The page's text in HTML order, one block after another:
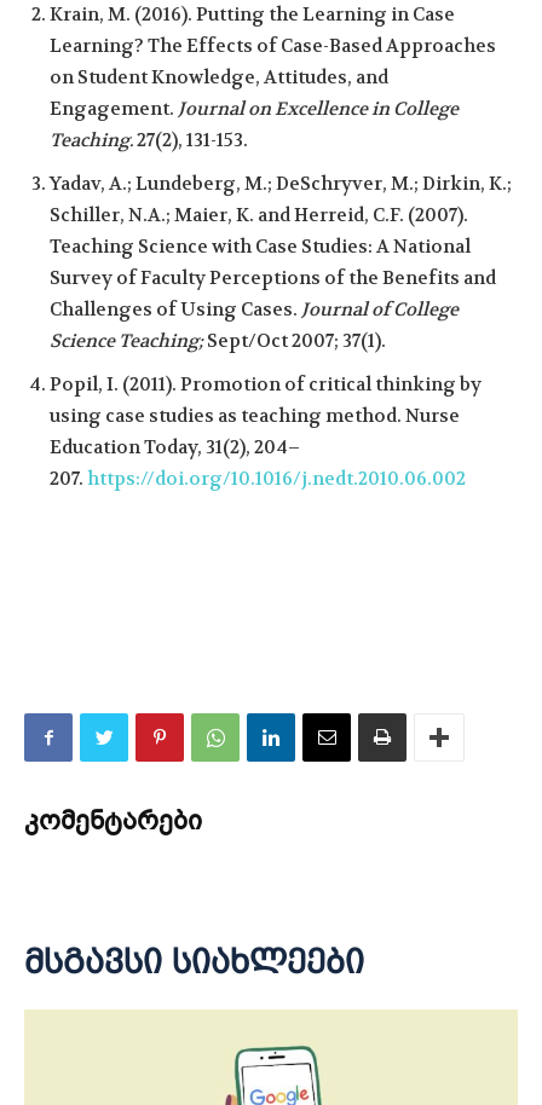
Krain, M. (2016). Putting the Learning in Case
Learning? The Effects of Case-Based Approaches
on Student Knowledge, Attitudes, and
Engagement. Journal on Excellence in College
Teaching.27(2), 131-153.
Yadav, A.; Lundeberg, M.; DeSchryver, M.; Dirkin, K.;
Schiller, N.A.; Maier, K. and Herreid, C.F. (2007).
Teaching Science with Case Studies: A National
Survey of Faculty Perceptions of the Benefits and
Challenges of Using Cases. Journal of College
Science Teaching;Sept/Oct 2007; 37(1).
Popil, I. (2011). Promotion of critical thinking by
using case studies as teaching method. Nurse
Education Today, 31(2), 204–
207. https://doi.org/10.1016/j.nedt.2010.06.002
კომენტარები
მსგავსი სიახლეები